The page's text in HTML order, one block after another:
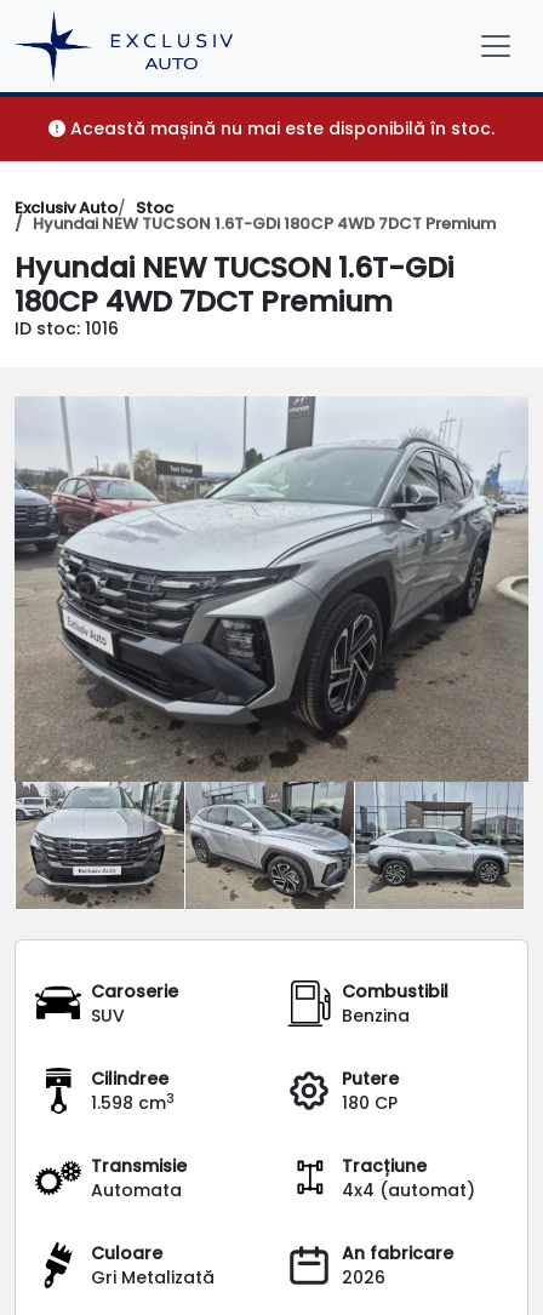
Această mașină nu mai este disponibilă în stoc.
Exclusiv Auto Stoc
Hyundai NEW TUCSON 1.6T-GDi 180CP 4WD 7DCT Premium
Hyundai NEW TUCSON 1.6T-GDi
180CP 4WD 7DCT Premium
ID stoc: 1016
Caroserie
SUV
Combustibil
Benzina
Cilindree
1.598 cm3
Putere
180 CP
Transmisie
Automata
Tracțiune
4x4 (automat)
Culoare
Gri Metalizată
An fabricare
2026